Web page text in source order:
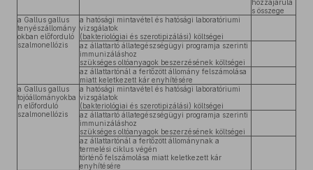
hozzájárulá
s összege
a Gallus gallus
tenyészállomány
okban előforduló
szalmonellózis
a hatósági mintavétel és hatósági laboratóriumi
vizsgálatok
(bakteriológiai és szerotipizálási) költségei
az állattartó állategészségügyi programja szerinti
immunizáláshoz
szükséges oltóanyagok beszerzésének költségei
az állattartónál a fertőzött állomány felszámolása
miatt keletkezett kár enyhítésére
a Gallus gallus
tojóállományokba
n előforduló
szalmonellózis
a hatósági mintavétel és hatósági laboratóriumi
vizsgálatok
(bakteriológiai és szerotipizálási) költségei
az állattartó állategészségügyi programja szerinti
immunizáláshoz
szükséges oltóanyagok beszerzésének költségei
az állattartónál a fertőzött állománynak a
termelési ciklus végén
történő felszámolása miatt keletkezett kár
enyhítésére